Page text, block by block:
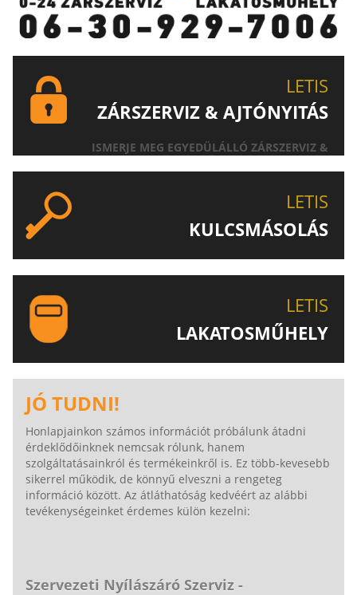
LETIS
ZÁRSZERVIZ & AJTÓNYITÁS
ISMERJE MEG EGYEDÜLÁLLÓ ZÁRSZERVIZ &
LETIS
KULCSMÁSOLÁS
LETIS
LAKATOSMŰHELY
JÓ TUDNI!
Honlapjainkon számos információt próbálunk átadni
érdeklődőinknek nemcsak rólunk, hanem
szolgáltatásainkról és termékeinkről is. Ez több-kevesebb
sikerrel működik, de könnyű elveszni a rengeteg
információ között. Az átláthatóság kedvéért az alábbi
tevékenységeinket érdemes külön kezelni:
Szervezeti Nyílászáró Szerviz -